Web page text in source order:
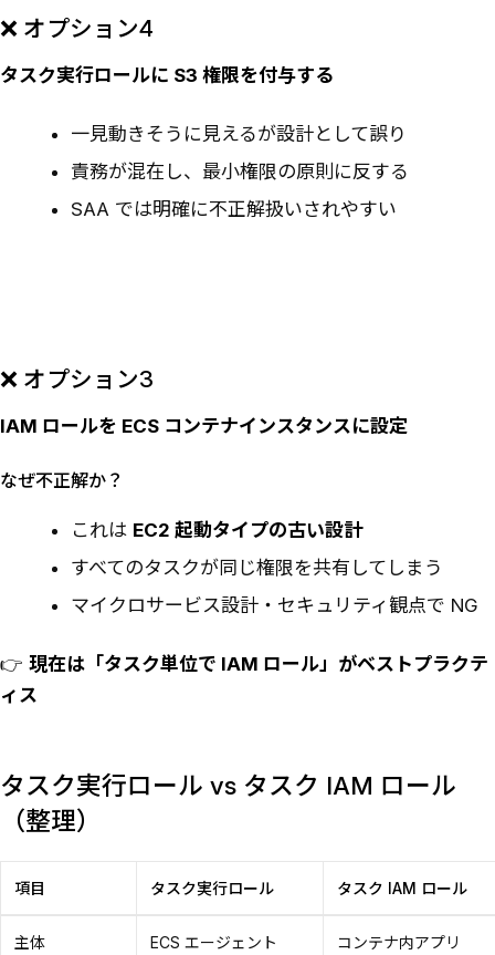
❌ オプション4
タスク実行ロールに S3 権限を付与する
一見動きそうに見えるが設計として誤り
責務が混在し、最小権限の原則に反する
SAA では明確に不正解扱いされやすい
❌ オプション3
IAM ロールを ECS コンテナインスタンスに設定
なぜ不正解か？
これは EC2 起動タイプの古い設計
すべてのタスクが同じ権限を共有してしまう
マイクロサービス設計・セキュリティ観点で NG
👉 現在は「タスク単位で IAM ロール」がベストプラクテ
ィス
タスク実行ロール vs タスク IAM ロール
（整理）
項目 タスク実行ロール タスク IAM ロール
主体 ECS エージェント コンテナ内アプリ